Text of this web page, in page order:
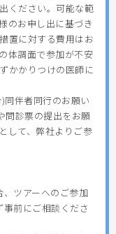
ください。可能な範
のお申し出に基づき
置に対する費用はお
体調面で参加が不安
かかりつけの医師に
同伴者同行のお願い
問診票の提出をお願
して、弊社よりご参
ツアーへのご参加
前にご相談くださ